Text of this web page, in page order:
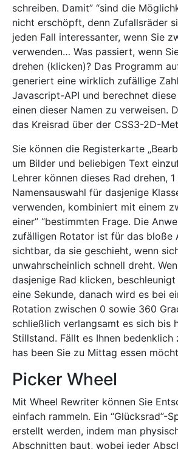
schreiben. Damit” “sind die
nicht erschöpft, denn Zufallsräder
jeden Fall interessanter, wenn Sie
verwenden… Was passiert, wenn
drehen (klicken)? Das Programm
generiert eine wirklich zufällige
Javascript-API und berechnet
einen dieser Namen zu verweisen.
das Kreisrad über der CSS3-2D-
Sie können die Registerkarte
um Bilder und beliebigen Text
Lehrer können dieses Rad drehen,
Namensauswahl für dasjenige
verwenden, kombiniert mit einem
einer” “bestimmten Frage. Die
zufälligen Rotator ist für das bloße
sichtbar, da sie geschieht, wenn
unwahrscheinlich schnell dreht.
dasjenige Rad klicken,
eine Sekunde, danach wird es bei
Rotation zwischen 0 sowie 360
schließlich verlangsamt es sich bis
Stillstand. Fällt es Ihnen bedenklich
has been Sie zu Mittag essen
Picker Wheel
Mit Wheel Rewriter können Sie
einfach rammeln. Ein “Glücksrad”-
erstellt werden, indem man
Abschnitten baut, wobei jeder